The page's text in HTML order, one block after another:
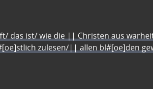
das ist/ wie die || Christen aus
zulesen/|| allen bl#[oe]den